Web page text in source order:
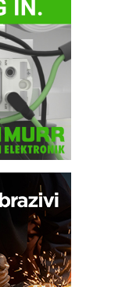
40 godina
efikasnije